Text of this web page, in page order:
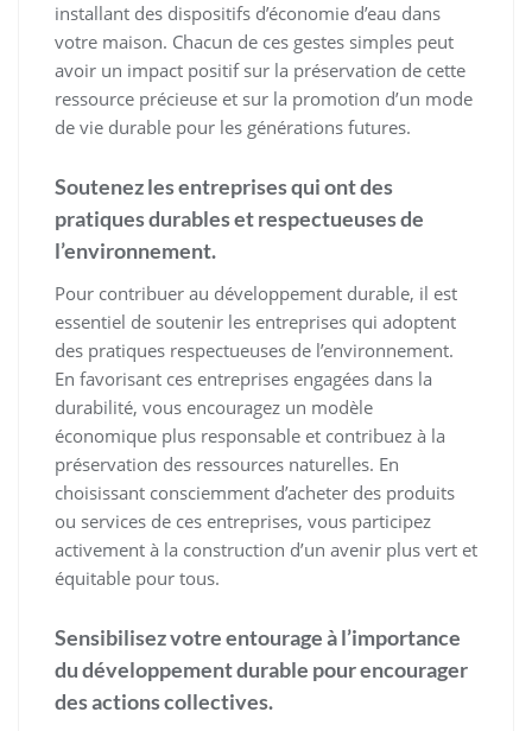
installant des dispositifs d’économie d’eau dans
votre maison. Chacun de ces gestes simples peut
avoir un impact positif sur la préservation de cette
ressource précieuse et sur la promotion d’un mode
de vie durable pour les générations futures.
Soutenez les entreprises qui ont des
pratiques durables et respectueuses de
l’environnement.
Pour contribuer au développement durable, il est
essentiel de soutenir les entreprises qui adoptent
des pratiques respectueuses de l’environnement.
En favorisant ces entreprises engagées dans la
durabilité, vous encouragez un modèle
économique plus responsable et contribuez à la
préservation des ressources naturelles. En
choisissant consciemment d’acheter des produits
ou services de ces entreprises, vous participez
activement à la construction d’un avenir plus vert et
équitable pour tous.
Sensibilisez votre entourage à l’importance
du développement durable pour encourager
des actions collectives.